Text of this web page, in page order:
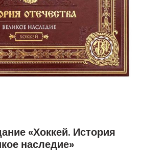
«Хоккей. История
наследие»